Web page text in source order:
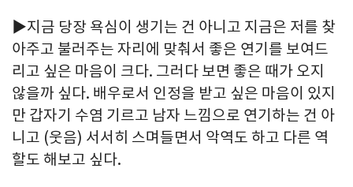
▶지금 당장 욕심이 생기는 건 아니고 지금은 저를 찾
아주고 불러주는 자리에 맞춰서 좋은 연기를 보여드
리고 싶은 마음이 크다. 그러다 보면 좋은 때가 오지
않을까 싶다. 배우로서 인정을 받고 싶은 마음이 있지
만 갑자기 수염 기르고 남자 느낌으로 연기하는 건 아
니고 (웃음) 서서히 스며들면서 악역도 하고 다른 역
할도 해보고 싶다.